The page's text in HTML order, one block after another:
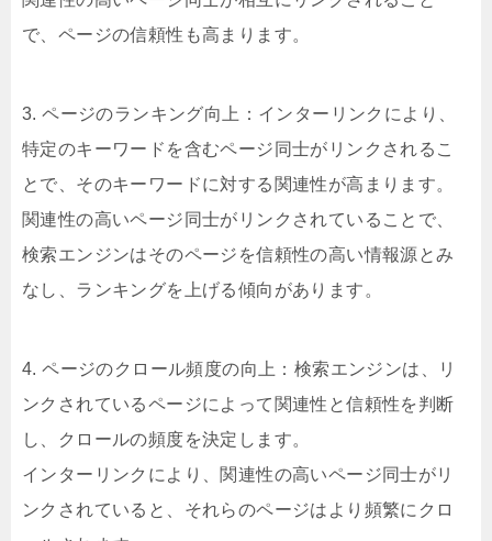
で、ページの信頼性も高まります。
3. ページのランキング向上：インターリンクにより、
特定のキーワードを含むページ同士がリンクされるこ
とで、そのキーワードに対する関連性が高まります。
関連性の高いページ同士がリンクされていることで、
検索エンジンはそのページを信頼性の高い情報源とみ
なし、ランキングを上げる傾向があります。
4. ページのクロール頻度の向上：検索エンジンは、リ
ンクされているページによって関連性と信頼性を判断
し、クロールの頻度を決定します。
インターリンクにより、関連性の高いページ同士がリ
ンクされていると、それらのページはより頻繁にクロ